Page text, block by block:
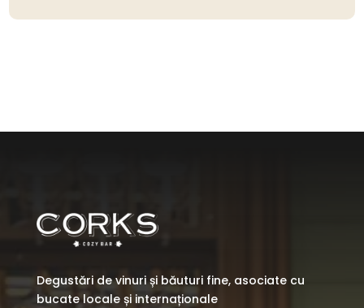
Degustări de vinuri și băuturi fine, asociate cu
bucate locale și internaționale